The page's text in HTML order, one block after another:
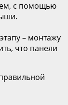
с помощью
– монтажу
что панели